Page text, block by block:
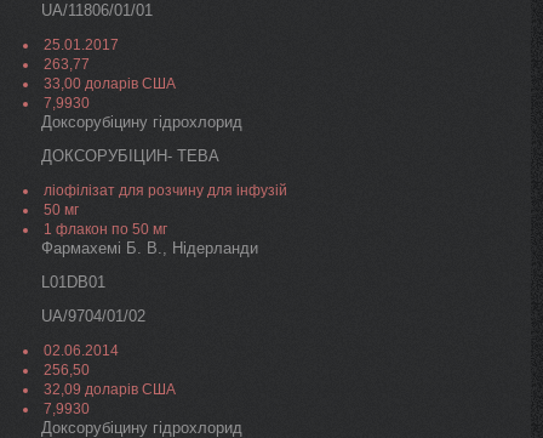
UA/11806/01/01
25.01.2017
263,77
33,00 доларів США
7,9930
Доксорубіцину гідрохлорид
ДОКСОРУБІЦИН- ТЕВА
ліофілізат для розчину для інфузій
50 мг
1 флакон по 50 мг
Фармахемі Б. В., Нідерланди
L01DB01
UA/9704/01/02
02.06.2014
256,50
32,09 доларів США
7,9930
Доксорубіцину гідрохлорид